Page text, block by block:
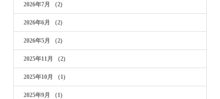
2026年7月 （2)
2026年6月 （2)
2026年5月 （2)
2025年11月 （2)
2025年10月 （1)
2025年9月 （1)